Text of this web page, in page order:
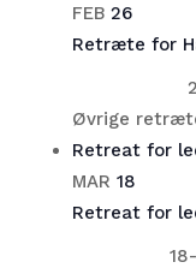
FEB 26
Retræte for
Øvrige
Retreat for
MAR 18
Retreat for